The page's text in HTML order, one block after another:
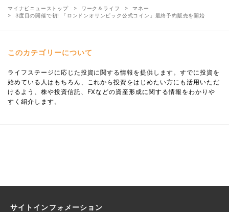
マイナビニューストップ ワーク＆ライフ
マネー
3度目の開催で初! 「ロンドンオリンピック公式コイン」最終予約販売を開始
このカテゴリーについて
ライフステージに応じた投資に関する情報を提供します。すでに投資を
始めている人はもちろん、これから投資をはじめたい方にも活用いただ
けるよう、株や投資信託、FXなどの資産形成に関する情報をわかりや
すく紹介します。
サイトインフォメーション